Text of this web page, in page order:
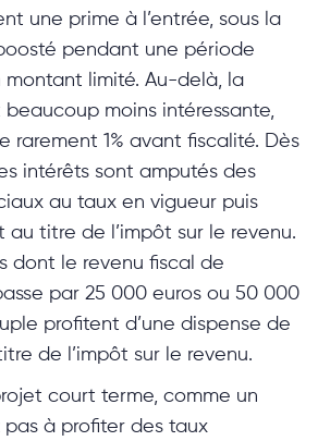
une prime à l’entrée, sous la
pendant une période
montant limité. Au-delà, la
moins intéressante,
rarement 1% avant fiscalité. Dès
intérêts sont amputés des
au taux en vigueur puis
au titre de l’impôt sur le revenu.
dont le revenu fiscal de
par 25 000 euros ou 50 000
profitent d’une dispense de
de l’impôt sur le revenu.
court terme, comme un
pas à profiter des taux